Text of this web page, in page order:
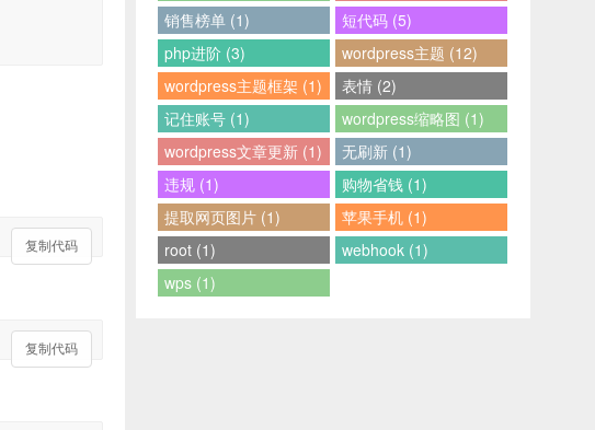
复制代码
复制代码
销售榜单 (1)
短代码 (5)
php进阶 (3)
wordpress主题 (12)
wordpress主题框架 (1)
表情 (2)
记住账号 (1)
wordpress缩略图 (1)
wordpress文章更新 (1)
无刷新 (1)
违规 (1)
购物省钱 (1)
提取网页图片 (1)
苹果手机 (1)
root (1)
webhook (1)
wps (1)